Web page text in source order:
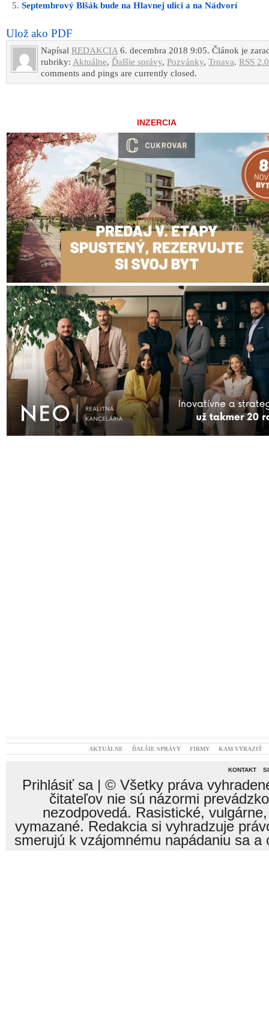
Septembrový Blšák bude na Hlavnej ulici a na Nádvorí
Ulož ako PDF
Napísal REDAKCIA6. decembra 2018 9:05. Článok je
rubriky: Aktuálne, Ďalšie správy, Pozvánky, Trnava. RSS 2.0
comments and pings are currently closed.
INZERCIA
AKTUÁLNE ĎALŠIE SPRÁVY FIRMY KAM VYRAZIŤ
KONTAKT
Prihlásiť sa| © Všetky práva
čitateľov nie sú názormi
nezodpovedá. Rasistické,
vymazané. Redakcia si vyhradzuje
smerujú k vzájomnému napádaniu sa